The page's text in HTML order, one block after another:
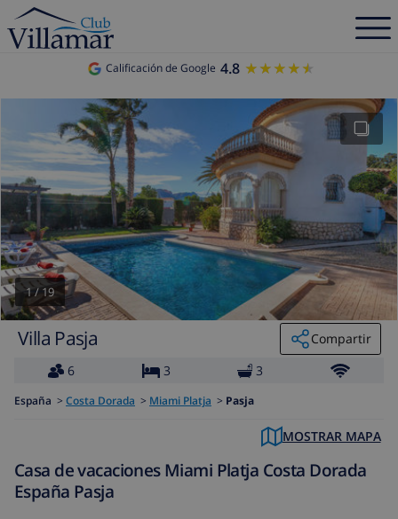
Calificación de Google 4.8 ★★★★★
★★★★★
1/19
Villa Pasja
Compartir
6
3 3
España > Costa Dorada > Miami Platja > Pasja
MOSTRAR MAPA
Casa de vacaciones Miami Platja Costa Dorada
España Pasja